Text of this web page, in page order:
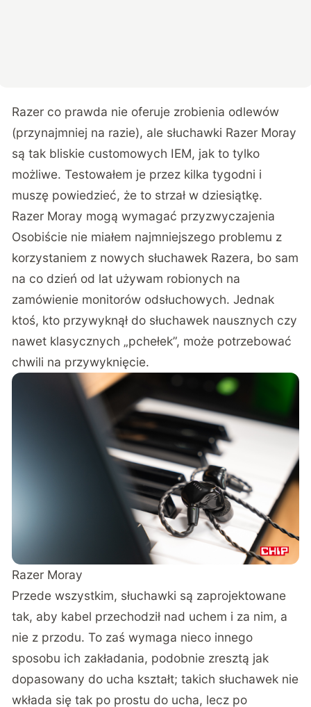
Razer co prawda nie oferuje zrobienia odlewów
(przynajmniej na razie), ale słuchawki Razer Moray
są tak bliskie customowych IEM, jak to tylko
możliwe. Testowałem je przez kilka tygodni i
muszę powiedzieć, że to strzał w dziesiątkę.
Razer Moray mogą wymagać przyzwyczajenia
Osobiście nie miałem najmniejszego problemu z
korzystaniem z nowych słuchawek Razera, bo sam
na co dzień od lat używam robionych na
zamówienie monitorów odsłuchowych. Jednak
ktoś, kto przywyknął do słuchawek nausznych czy
nawet klasycznych „pchełek”, może potrzebować
chwili na przywyknięcie.
Razer Moray
Przede wszystkim, słuchawki są zaprojektowane
tak, aby kabel przechodził nad uchem i za nim, a
nie z przodu. To zaś wymaga nieco innego
sposobu ich zakładania, podobnie zresztą jak
dopasowany do ucha kształt; takich słuchawek nie
wkłada się tak po prostu do ucha, lecz po